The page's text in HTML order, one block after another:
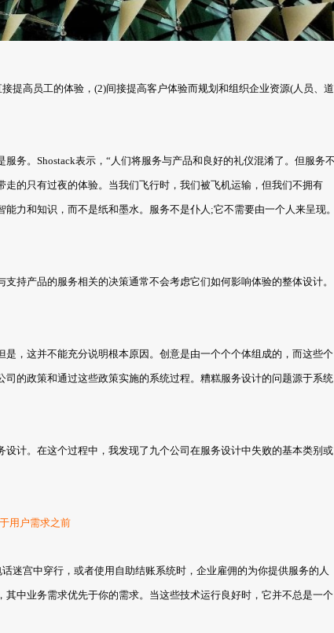
提高员工的体验，(2)间接提高客户体验而规划和组织企业资源(人员、道
务。Shostack表示，“人们将服务与产品和良好的礼仪混淆了。但服务
的只有过夜的体验。当我们飞行时，我们被飞机运输，但我们不拥有
力和知识，而不是纸和墨水。服务不是仆人;它不需要由一个人来呈现
持产品的服务相关的决策通常不会考虑它们如何影响体验的整体设计。
，这并不能充分说明根本原因。创意是由一个个个体组成的，而这些个
的政策和通过这些政策实施的系统过程。糟糕服务设计的问题源于系统
计。在这个过程中，我发现了九个公司在服务设计中失败的基本类别或
用户需求之前
迷宫中穿行，或者使用自助结账系统时，企业雇佣的为你提供服务的人
中业务需求优先于你的需求。当这些技术运行良好时，它并不总是一个